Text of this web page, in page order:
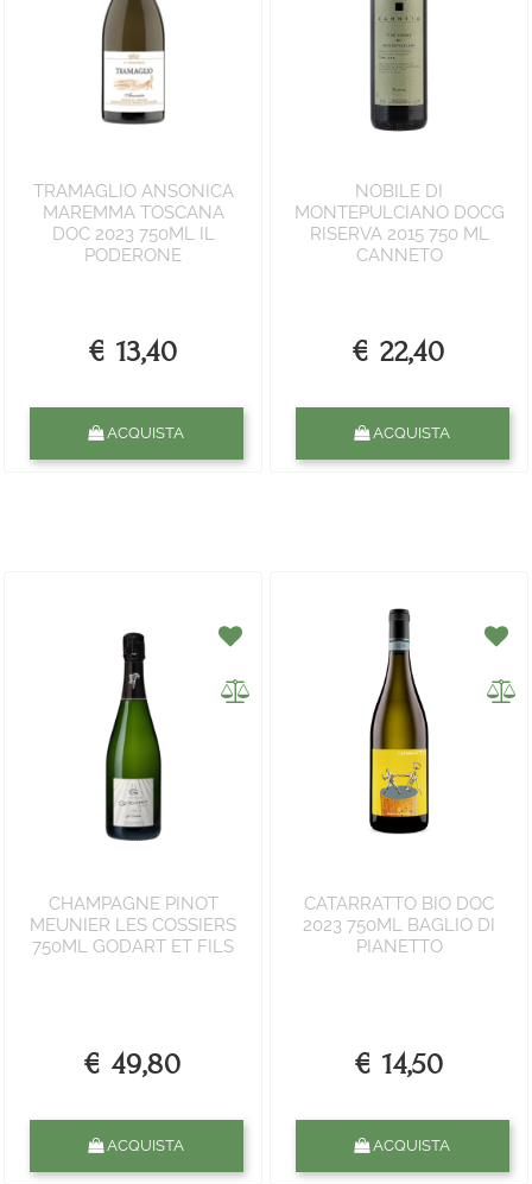
TRAMAGLIO ANSONICA
MAREMMA TOSCANA
DOC 2023 750ML IL
PODERONE
€ 13,40
ACQUISTA
NOBILE DI
MONTEPULCIANO DOCG
RISERVA 2015 750 ML
CANNETO
€ 22,40
ACQUISTA
CHAMPAGNE PINOT
MEUNIER LES COSSIERS
750ML GODART ET FILS
€ 49,80
ACQUISTA
CATARRATTO BIO DOC
2023 750ML BAGLIO DI
PIANETTO
€ 14,50
ACQUISTA